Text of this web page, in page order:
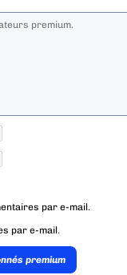
par e-mail.
par e-mail.
premium